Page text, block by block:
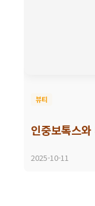
뷰티
인중보톡스
2025-10-11